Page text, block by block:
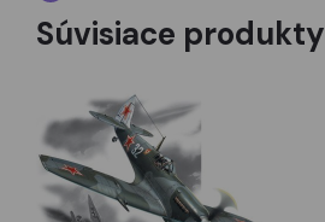
Súvisiace produkty